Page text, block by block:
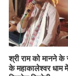
​श्री राम को मानने
के महाकालेश्वर धाम